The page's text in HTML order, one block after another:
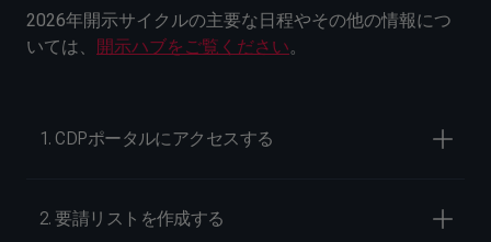
2026年開示サイクルの主要な日程やその他の情報につ
いては、 開示ハブをご覧ください。
1. CDPポータルにアクセスする
2. 要請リストを作成する